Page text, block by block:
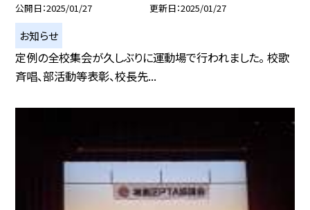
公開日 2025/01/27 更新日 2025/01/27
お知らせ
定例の全校集会が久しぶりに運動場で行われました。 校歌
斉唱、部活動等表彰、校長先...